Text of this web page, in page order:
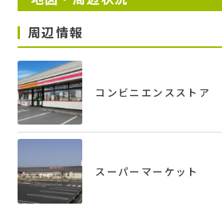
管理費
15,000円 / 月
バルコニー
‐
即
周辺情報
コンビニエンスストア
スーパーマーケット